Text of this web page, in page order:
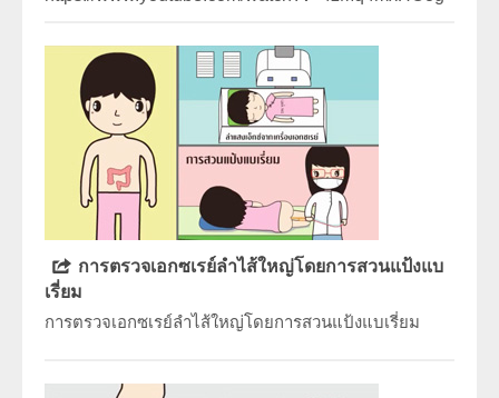
การตรวจเอกซเรย์ลำไส้ใหญ่โดยการสวนแป้งแบ
เรี่ยม
การตรวจเอกซเรย์ลำไส้ใหญ่โดยการสวนแป้งแบเรี่ยม